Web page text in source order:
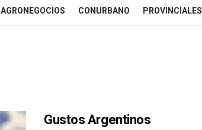
AGRONEGOCIOS CONURBANO PROVINCIALES
Gustos Argentinos